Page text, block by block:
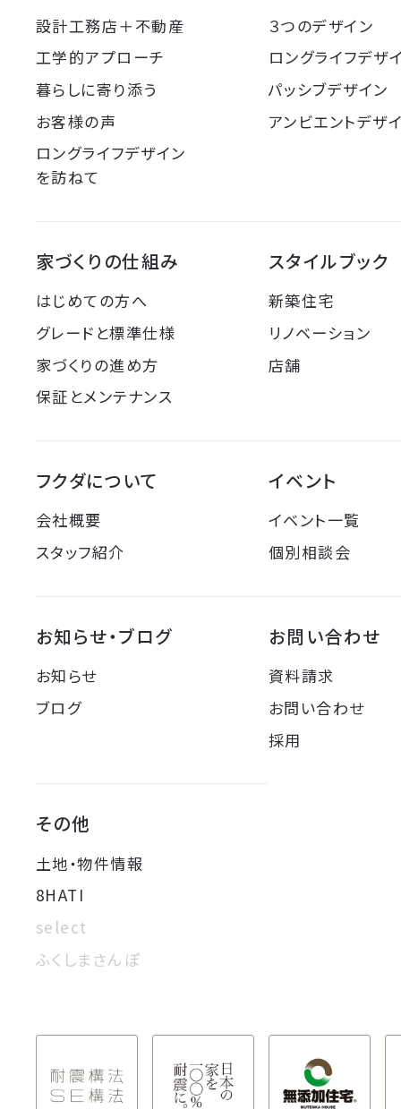
設計工務店＋不動産
工学的アプローチ
暮らしに寄り添う
お客様の声
ロングライフデザイン
を訪ねて
３つのデザイン
ロングライフデザ
パッシブデザイン
アンビエントデザ
家づくりの仕組み
はじめての方へ
グレードと標準仕様
家づくりの進め方
保証とメンテナンス
スタイルブック
新築住宅
リノベーション
店舗
フクダについて
会社概要
スタッフ紹介
イベント
イベント一覧
個別相談会
お知らせ・ブログ
お知らせ
ブログ
お問い合わせ
資料請求
お問い合わせ
採用
その他
土地・物件情報
8HATI
select
ふくしまさんぽ